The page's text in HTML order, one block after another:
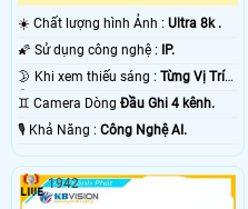
☀️ Chất lượng hình Ảnh : Ultra 8k .
🌠 Sử dụng công nghệ :
IP.
🌛 Khi xem thiếu sáng : Từng Vị Trí
Camera .
♊ Camera Dòng Đầu Ghi 4 kênh.
️🎙 Khả Năng : Công Nghệ AI.
1942